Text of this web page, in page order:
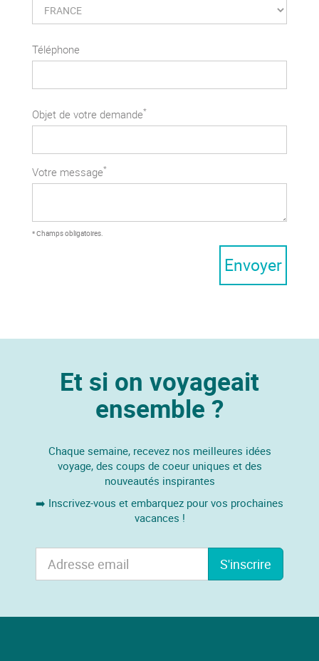
Téléphone
Objet de votre demande*
Votre message*
* Champs obligatoires.
Envoyer
Et si on voyageait
ensemble ?
Chaque semaine, recevez nos meilleures idées
voyage, des coups de coeur uniques et des
nouveautés inspirantes
➡️ Inscrivez-vous et embarquez pour vos prochaines
vacances !
S'inscrire